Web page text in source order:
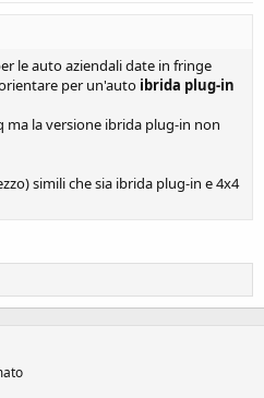
le auto aziendali date in fringe
per un'auto ibrida plug-in
ma la versione ibrida plug-in non
simili che sia ibrida plug-in e 4x4